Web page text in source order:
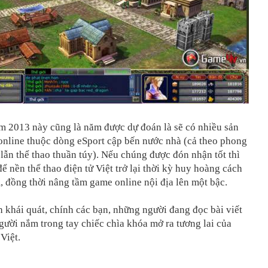
2013 này cũng là năm được dự đoán là sẽ có nhiều sản
thuộc dòng eSport cập bến nước nhà (cả theo phong
thể thao thuần túy). Nếu chúng được đón nhận tốt thì
nền thể thao điện tử Việt trở lại thời kỳ huy hoàng cách
đồng thời nâng tầm game online nội địa lên một bậc.
khái quát, chính các bạn, những người đang đọc bài viết
nắm trong tay chiếc chìa khóa mở ra tương lai của